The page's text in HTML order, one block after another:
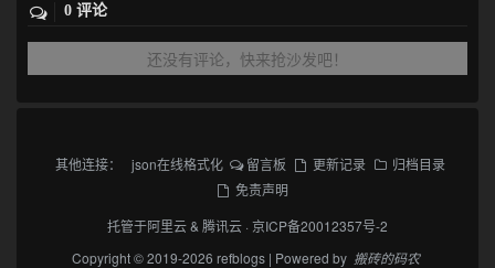
0 评论
还没有评论，快来抢沙发吧！
其他连接： json在线格式化 留言板 更新记录
归档目录
免责声明
托管于阿里云& 腾讯云 ·京ICP备20012357号-2
Copyright © 2019-2026 refblogs | Powered by 搬砖的码农